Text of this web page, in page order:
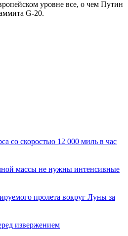
уровне все, о чем Путин
G-20.
со скоростью 12 000 миль в час
массы не нужны интенсивные
пролета вокруг Луны за
извержением